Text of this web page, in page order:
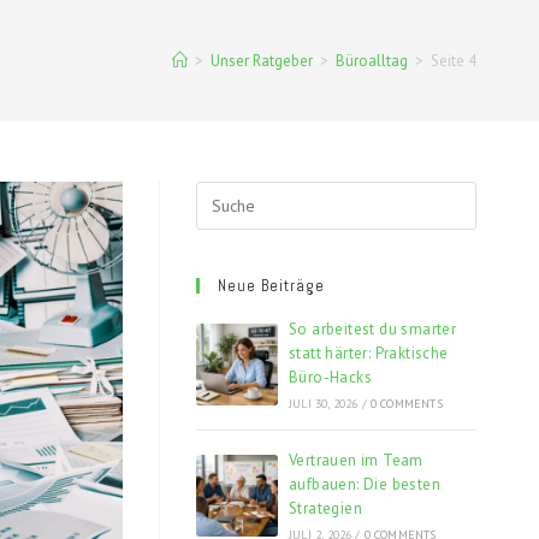
> Unser Ratgeber > Büroalltag > Seite 4
Neue Beiträge
So arbeitest du smarter
statt härter: Praktische
Büro-Hacks
JULI 30, 2026 / 0 COMMENTS
Vertrauen im Team
aufbauen: Die besten
Strategien
JULI 2, 2026 / 0 COMMENTS